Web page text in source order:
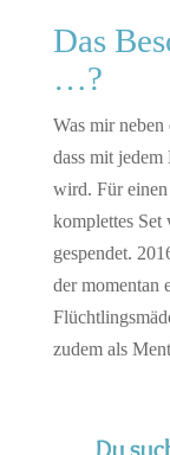
Das
…?
Was mir
dass mit
wird. Für
komplettes
gespendet.
der momentan
zudem als